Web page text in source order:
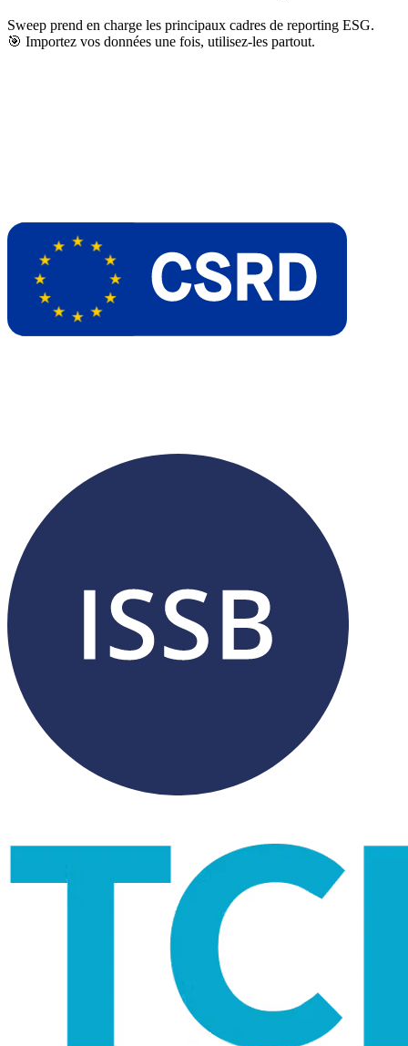
Sweep prend en charge les principaux cadres de reporting ESG.
🎯 Importez vos données une fois, utilisez-les partout.